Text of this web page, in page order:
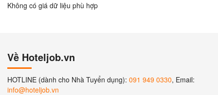
Không có giá dữ liệu phù hợp
Về Hoteljob.vn
HOTLINE (dành cho Nhà Tuyển dụng): 091 949 0330, Email:
info@hoteljob.vn